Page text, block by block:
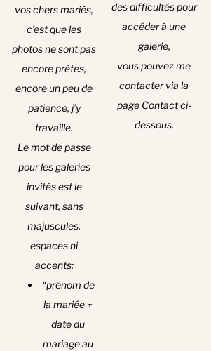
vos chers mariés,
c’est que les
photos ne sont pas
encore prêtes,
encore un peu de
patience, j’y
travaille.
Le mot de passe
pour les galeries
invités est le
suivant, sans
majuscules,
espaces ni
accents:
“prénom de
la mariée +
date du
mariage au
des difficultés pour
accéder à une
galerie,
vous pouvez me
contacter via la
page Contactci-
dessous.